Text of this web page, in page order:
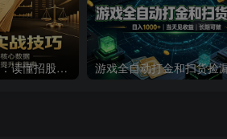
新股打新实战技巧：读懂招股说明书核心数据，拿捏顶格申购市值提升中签率